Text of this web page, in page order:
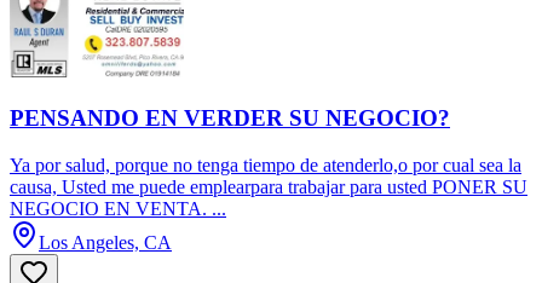
PENSANDO EN VERDER SU NEGOCIO?
Ya por salud, porque no tenga tiempo de atenderlo,o por cual sea la
causa, Usted me puede emplearpara trabajar para usted PONER SU
NEGOCIO EN VENTA. ...
Los Angeles, CA